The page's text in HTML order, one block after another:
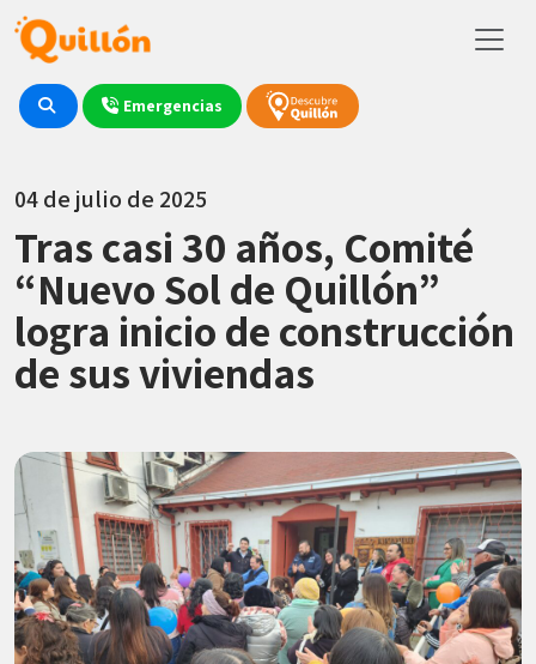
Emergencias
04 de julio de 2025
Tras casi 30 años, Comité
“Nuevo Sol de Quillón”
logra inicio de construcción
de sus viviendas